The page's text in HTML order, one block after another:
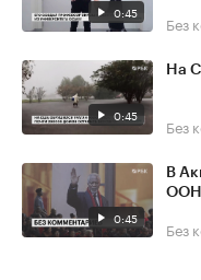
0:45 Без
0:45
На
Без
0:45
В
ООН
Без